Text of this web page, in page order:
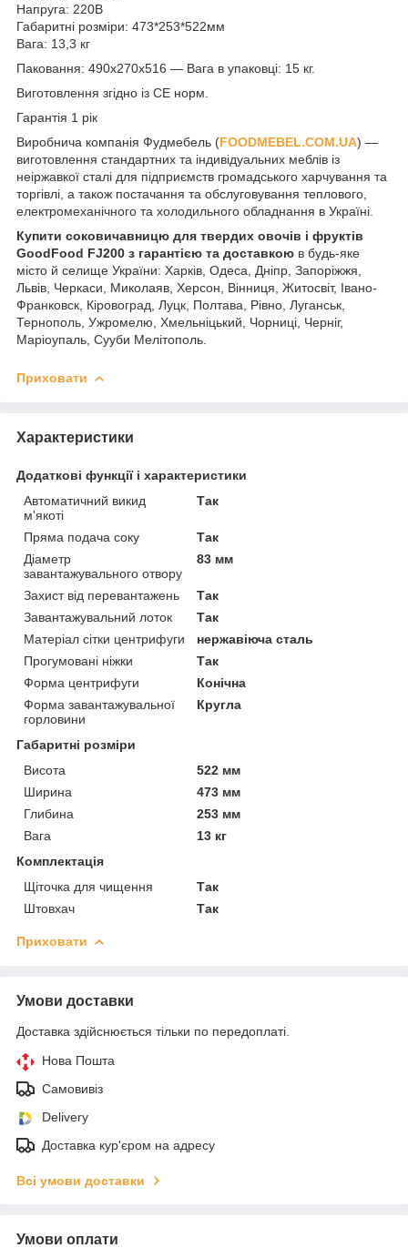
Напруга: 220В
Габаритні розміри: 473*253*522мм
Вага: 13,3 кг
Паковання: 490х270х516 — Вага в упаковці: 15 кг.
Виготовлення згідно із СЕ норм.
Гарантія 1 рік
Виробнича компанія Фудмебель (FOODMEBEL.СOM.UA) —
виготовлення стандартних та індивідуальних меблів із
неіржавкої сталі для підприємств громадського харчування та
торгівлі, а також постачання та обслуговування теплового,
електромеханічного та холодильного обладнання в Україні.
Купити соковичавницю для твердих овочів і фруктів
GoodFood FJ200 з гарантією та доставкою в будь-яке
місто й селище України: Харків, Одеса, Дніпр, Запоріжжя,
Львів, Черкаси, Миколаяв, Херсон, Вінниця, Житосвіт, Івано-
Франковск, Кіровоград, Луцк, Полтава, Рівно, Луганськ,
Тернополь, Ужромелю, Хмельніцький, Чорниці, Черніг,
Маріоупаль, Сууби Мелітополь.
Приховати
Характеристики
Додаткові функції і характеристики
Автоматичний викид
м'якоті
Так
Пряма подача соку
Так
Діаметр
завантажувального отвору
83 мм
Захист від перевантажень
Так
Завантажувальний лоток
Так
Матеріал сітки центрифуги
нержавіюча сталь
Прогумовані ніжки
Так
Форма центрифуги
Конічна
Форма завантажувальної
горловини
Кругла
Габаритні розміри
Висота
522 мм
Ширина
473 мм
Глибина
253 мм
Вага
13 кг
Комплектація
Щіточка для чищення
Так
Штовхач
Так
Приховати
Умови доставки
Доставка здійснюється тільки по передоплаті.
Нова Пошта
Самовивіз
Delivery
Доставка кур'єром на адресу
Всі умови доставки
Умови оплати